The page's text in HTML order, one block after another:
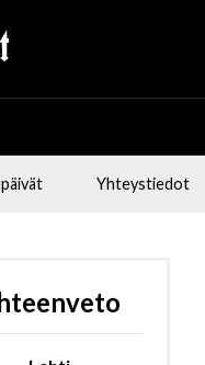
Yhteystiedot